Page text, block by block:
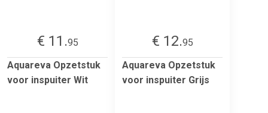
€ 11.95
Aquareva Opzetstuk
voor inspuiter Wit
€ 12.95
Aquareva Opzetstuk
voor inspuiter Grijs